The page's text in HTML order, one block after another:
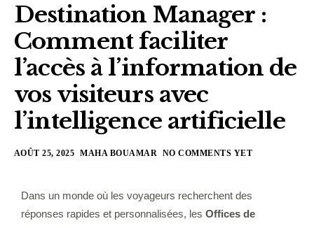
Destination Manager :
Comment faciliter
l’accès à l’information de
vos visiteurs avec
l’intelligence artificielle
AOÛT 25, 2025 MAHA BOUAMAR NO COMMENTS YET
Dans un monde où les voyageurs recherchent des
réponses rapides et personnalisées, les Offices de